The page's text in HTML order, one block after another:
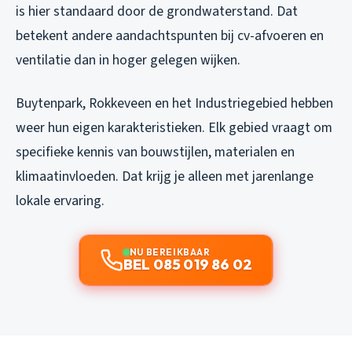
is hier standaard door de grondwaterstand. Dat
betekent andere aandachtspunten bij cv-afvoeren en
ventilatie dan in hoger gelegen wijken.
Buytenpark, Rokkeveen en het Industriegebied hebben
weer hun eigen karakteristieken. Elk gebied vraagt om
specifieke kennis van bouwstijlen, materialen en
klimaatinvloeden. Dat krijg je alleen met jarenlange
lokale ervaring.
NU BEREIKBAAR
BEL 085 019 86 02